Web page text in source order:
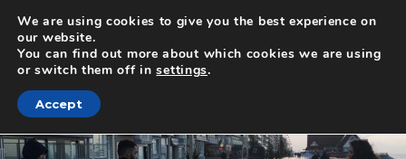
We are using cookies to give you the best experience on
our website.
You can find out more about which cookies we are using
or switch them off insettings.
Accept